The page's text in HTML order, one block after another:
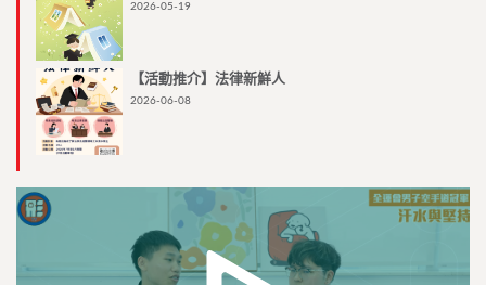
2026-05-19
【活動推介】法律新鮮人
2026-06-08